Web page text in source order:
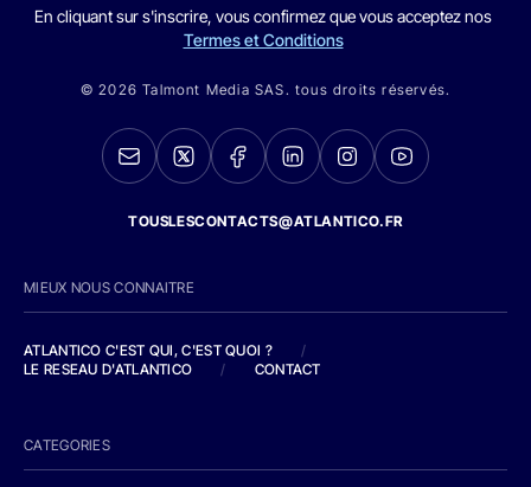
En cliquant sur s'inscrire, vous confirmez que vous acceptez nos
Termes et Conditions
© 2026 Talmont Media SAS. tous droits réservés.
TOUSLESCONTACTS@ATLANTICO.FR
MIEUX NOUS CONNAITRE
ATLANTICO C'EST QUI, C'EST QUOI ?
/
LE RESEAU D'ATLANTICO
/ CONTACT
CATEGORIES